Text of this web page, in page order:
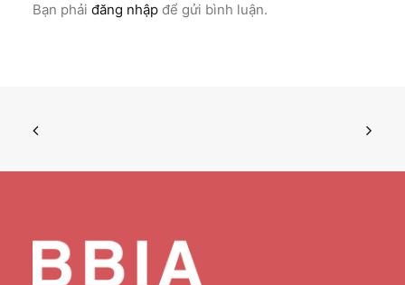
Bạn phải đăng nhập để gửi bình luận.